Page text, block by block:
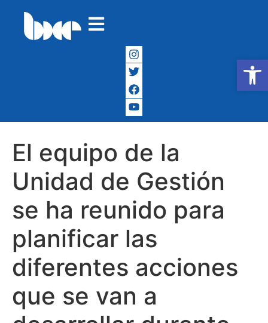
Abrir
El equipo de la
Unidad de Gestión
se ha reunido para
planificar las
diferentes acciones
que se van a